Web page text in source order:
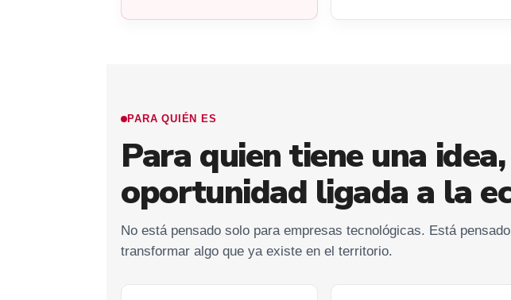
PARA QUIÉN ES
Para quien tiene una
oportunidad ligada a la
No está pensado solo para empresas tecnológicas. Está
transformar algo que ya existe en el territorio.